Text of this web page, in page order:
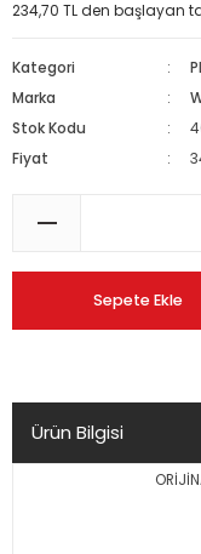
234,70 TL den başlayan
Kategori
Marka
Stok Kodu
Fiyat
Sepete Ekle
Ürün Bilgisi